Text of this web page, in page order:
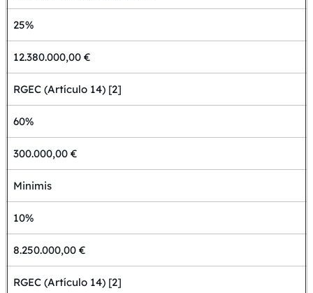
25%
12.380.000,00 €
RGEC (Artículo 14) [2]
60%
300.000,00 €
Minimis
10%
8.250.000,00 €
RGEC (Artículo 14) [2]